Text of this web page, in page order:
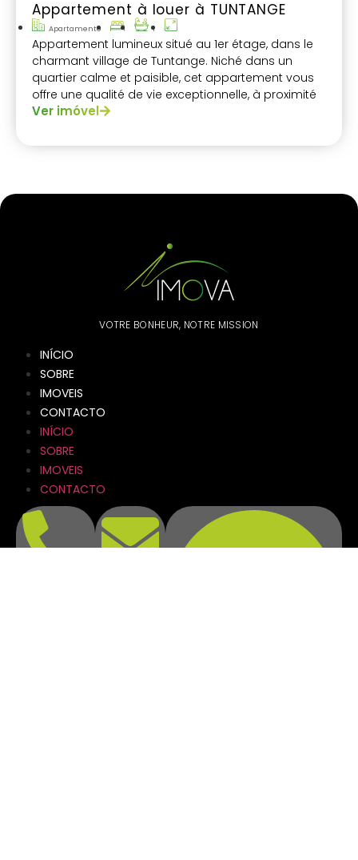
Appartement à louer à TUNTANGE
Apartamento 1
Appartement lumineux situé au 1er étage, dans le
charmant village de Tuntange. Niché dans un
quartier calme et paisible, cet appartement vous
offre une qualité de vie exceptionnelle, à proximité
immédiate des commodités essentielles.
Ver imóvel
VOTRE BONHEUR, NOTRE MISSION
INÍCIO
SOBRE
IMOVEIS
CONTACTO
INÍCIO
SOBRE
IMOVEIS
CONTACTO